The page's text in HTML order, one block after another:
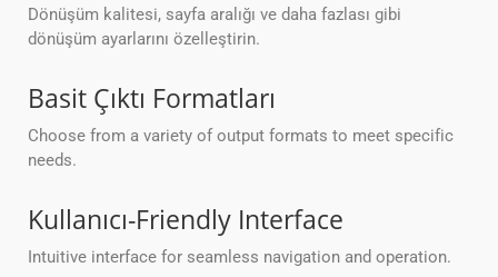
Dönüşüm kalitesi, sayfa aralığı ve daha fazlası gibi
dönüşüm ayarlarını özelleştirin.
Basit Çıktı Formatları
Choose from a variety of output formats to meet specific
needs.
Kullanıcı-Friendly Interface
Intuitive interface for seamless navigation and operation.